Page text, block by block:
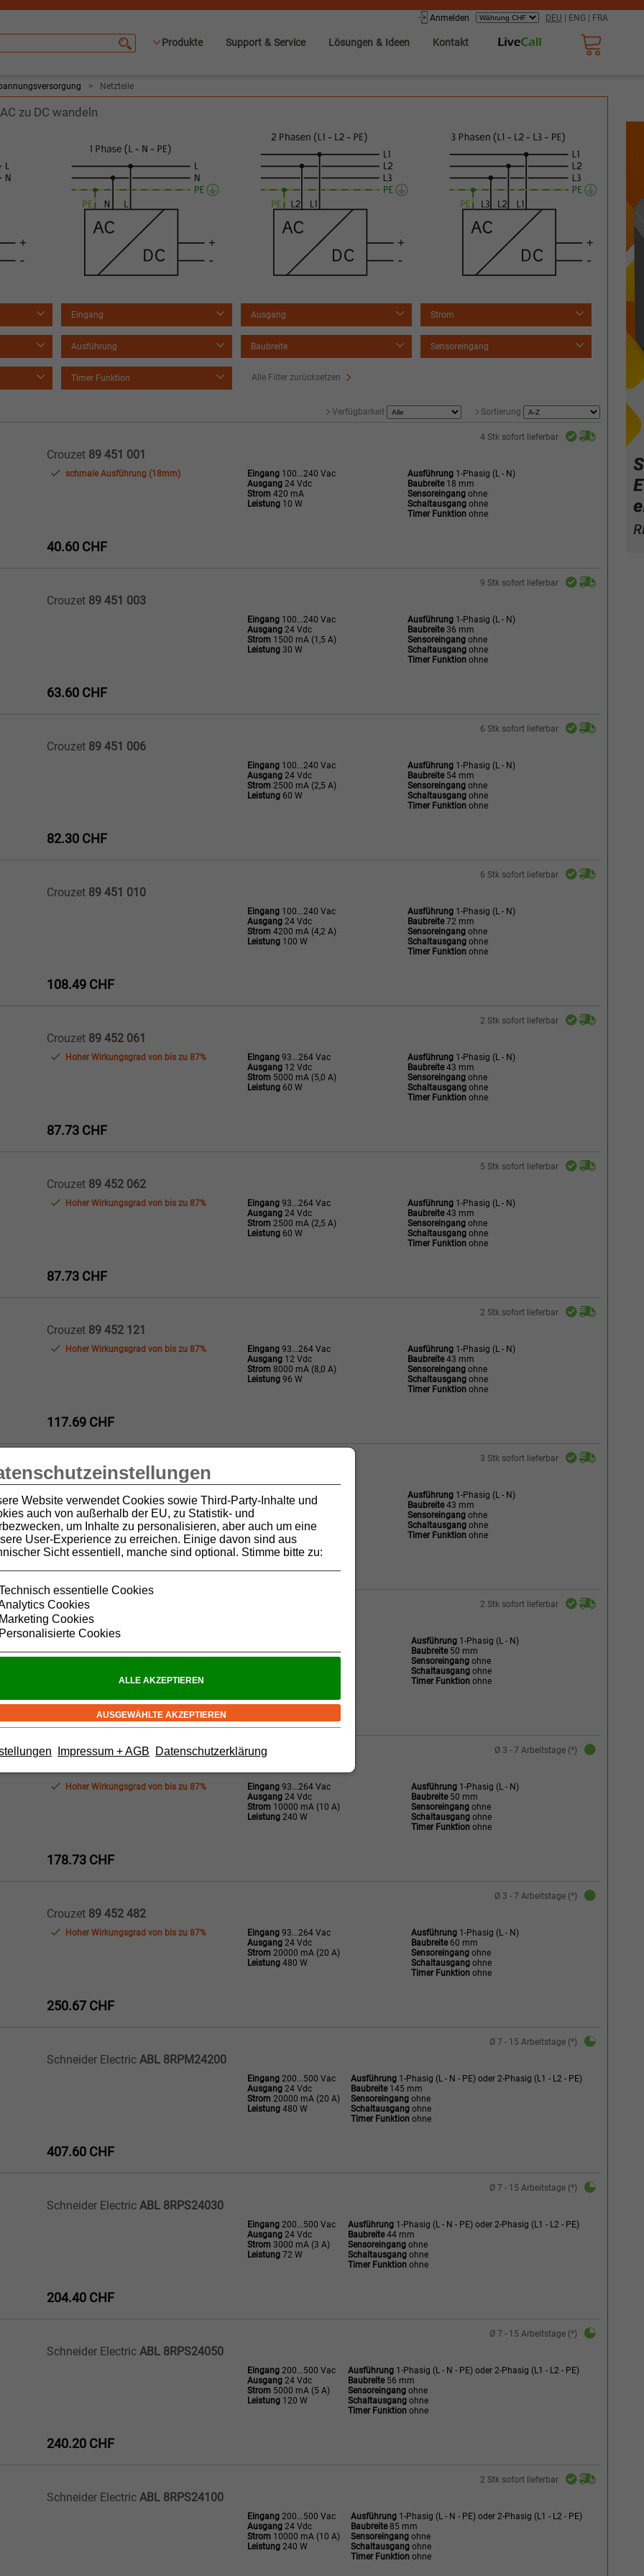
Website verwendet Cookies sowie Third-Party-Inhalte und
auch von außerhalb der EU, zu Statistik- und
um Inhalte zu personalisieren, aber auch um eine
User-Experience zu erreichen. Einige davon sind aus
Sicht essentiell, manche sind optional. Stimme bitte zu:
essentielle Cookies
Cookies
Cookies
Cookies
Impressum + AGB Datenschutzerklärung
DEU ENG FRA
Anmelden
Produkte Support & Service Lösungen & Ideen Kontakt
> Netzteile
zu DC wandeln
Eingang Ausgang Strom
Ausführung Baubreite Sensoreingang
Timer Funktion Alle Filter zurücksetzen
Sortierung
Verfügbarkeit
4 Stk sofort lieferbar
Crouzet 89 451 001
schmale Ausführung (18mm) Eingang 100...240 Vac
Ausgang 24 Vdc
Strom 420 mA
Leistung 10 W
Ausführung 1-Phasig (L - N)
Baubreite18 mm
Sensoreingang ohne
Schaltausgang ohne
Timer Funktion ohne
40.60 CHF
9 Stk sofort lieferbar
Crouzet 89 451 003
Eingang 100...240 Vac
Ausgang 24 Vdc
Strom 1500 mA (1,5 A)
Leistung 30 W
Ausführung 1-Phasig (L - N)
Baubreite36 mm
Sensoreingang ohne
Schaltausgang ohne
Timer Funktion ohne
63.60 CHF
6 Stk sofort lieferbar
Crouzet 89 451 006
Eingang 100...240 Vac
Ausgang 24 Vdc
Strom 2500 mA (2,5 A)
Leistung 60 W
Ausführung 1-Phasig (L - N)
Baubreite54 mm
Sensoreingang ohne
Schaltausgang ohne
Timer Funktion ohne
82.30 CHF
6 Stk sofort lieferbar
Crouzet 89 451 010
Eingang 100...240 Vac
Ausgang 24 Vdc
Strom 4200 mA (4,2 A)
Leistung 100 W
Ausführung 1-Phasig (L - N)
Baubreite72 mm
Sensoreingang ohne
Schaltausgang ohne
Timer Funktion ohne
108.49 CHF
2 Stk sofort lieferbar
Crouzet 89 452 061
Hoher Wirkungsgrad von bis zu 87% Eingang 93...264 Vac
Ausgang 12 Vdc
Strom 5000 mA (5,0 A)
Leistung 60 W
Ausführung 1-Phasig (L - N)
Baubreite43 mm
Sensoreingang ohne
Schaltausgang ohne
Timer Funktion ohne
87.73 CHF
5 Stk sofort lieferbar
Crouzet 89 452 062
Hoher Wirkungsgrad von bis zu 87% Eingang 93...264 Vac
Ausgang 24 Vdc
Strom 2500 mA (2,5 A)
Leistung 60 W
Ausführung 1-Phasig (L - N)
Baubreite43 mm
Sensoreingang ohne
Schaltausgang ohne
Timer Funktion ohne
87.73 CHF
2 Stk sofort lieferbar
Crouzet 89 452 121
Hoher Wirkungsgrad von bis zu 87% Eingang 93...264 Vac
Ausgang 12 Vdc
Strom 8000 mA (8,0 A)
Leistung 96 W
Ausführung 1-Phasig (L - N)
Baubreite43 mm
Sensoreingang ohne
Schaltausgang ohne
Timer Funktion ohne
117.69 CHF
3 Stk sofort lieferbar
Crouzet89 452 122
Hoher Wirkungsgrad von bis zu 87% Eingang
93...264 Vac
Ausgang24 Vdc
Strom
Leistung 120 W
Ausführung 1-Phasig (L - N)
Baubreite43 mm
Sensoreingang ohne
Schaltausgang ohne
Timer Funktion ohne
117.69 CHF
2 Stk sofort lieferbar
Crouzet89 452 241
Ausgang12 Vdc
Ausführung 1-Phasig (L - N)
Baubreite50 mm
Sensoreingang ohne
Schaltausgang ohne
Timer Funktion ohne
178.73 CHF
Ø 3 - 7 Arbeitstage (*)
Hoher Wirkungsgrad von bis zu 87% Eingang 93...264 Vac
Ausgang 24 Vdc
Strom 10000 mA (10 A)
Leistung 240 W
Ausführung 1-Phasig (L - N)
Baubreite50 mm
Sensoreingang ohne
Schaltausgang ohne
Timer Funktion ohne
178.73 CHF
Ø 3 - 7 Arbeitstage (*)
Crouzet 89 452 482
Hoher Wirkungsgrad von bis zu 87% Eingang 93...264 Vac
Ausgang 24 Vdc
Strom 20000 mA (20 A)
Leistung 480 W
Ausführung 1-Phasig (L - N)
Baubreite60 mm
Sensoreingang ohne
Schaltausgang ohne
Timer Funktion ohne
250.67 CHF
Ø 7 - 15 Arbeitstage (*)
Schneider Electric ABL 8RPM24200
Eingang 200...500 Vac
Ausgang 24 Vdc
Strom 20000 mA (20 A)
Leistung 480 W
Ausführung 1-Phasig (L - N - PE) oder 2-Phasig (L1 - L2 - PE)
Baubreite145 mm
Sensoreingang ohne
Schaltausgang ohne
Timer Funktion ohne
407.60 CHF
Ø 7 - 15 Arbeitstage (*)
Schneider Electric ABL 8RPS24030
Eingang 200...500 Vac
Ausgang 24 Vdc
Strom 3000 mA (3 A)
Leistung 72 W
Ausführung 1-Phasig (L - N - PE) oder 2-Phasig (L1 - L2 - PE)
Baubreite44 mm
Sensoreingang ohne
Schaltausgang ohne
Timer Funktion ohne
204.40 CHF
Ø 7 - 15 Arbeitstage (*)
Schneider Electric ABL 8RPS24050
Eingang 200...500 Vac
Ausgang 24 Vdc
Strom 5000 mA (5 A)
Leistung 120 W
Ausführung 1-Phasig (L - N - PE) oder 2-Phasig (L1 - L2 - PE)
Baubreite56 mm
Sensoreingang ohne
Schaltausgang ohne
Timer Funktion ohne
240.20 CHF
2 Stk sofort lieferbar
Schneider Electric ABL 8RPS24100
Eingang 200...500 Vac
Ausgang 24 Vdc
Strom 10000 mA (10 A)
Leistung 240 W
Ausführung 1-Phasig (L - N - PE) oder 2-Phasig (L1 - L2 - PE)
Baubreite85 mm
Sensoreingang ohne
Schaltausgang ohne
Timer Funktion ohne